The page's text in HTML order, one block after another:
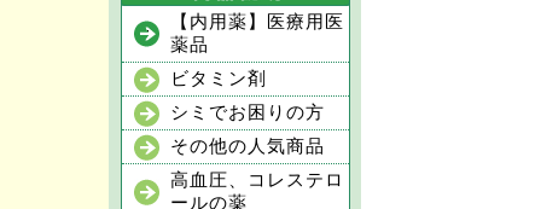
【内用薬】医療用医
薬品
ビタミン剤
シミでお困りの方
その他の人気商品
高血圧、コレステロ
ールの薬